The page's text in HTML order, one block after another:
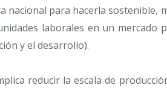
nacional para hacerla sostenible,
laborales en un mercado
y el desarrollo).
reducir la escala de